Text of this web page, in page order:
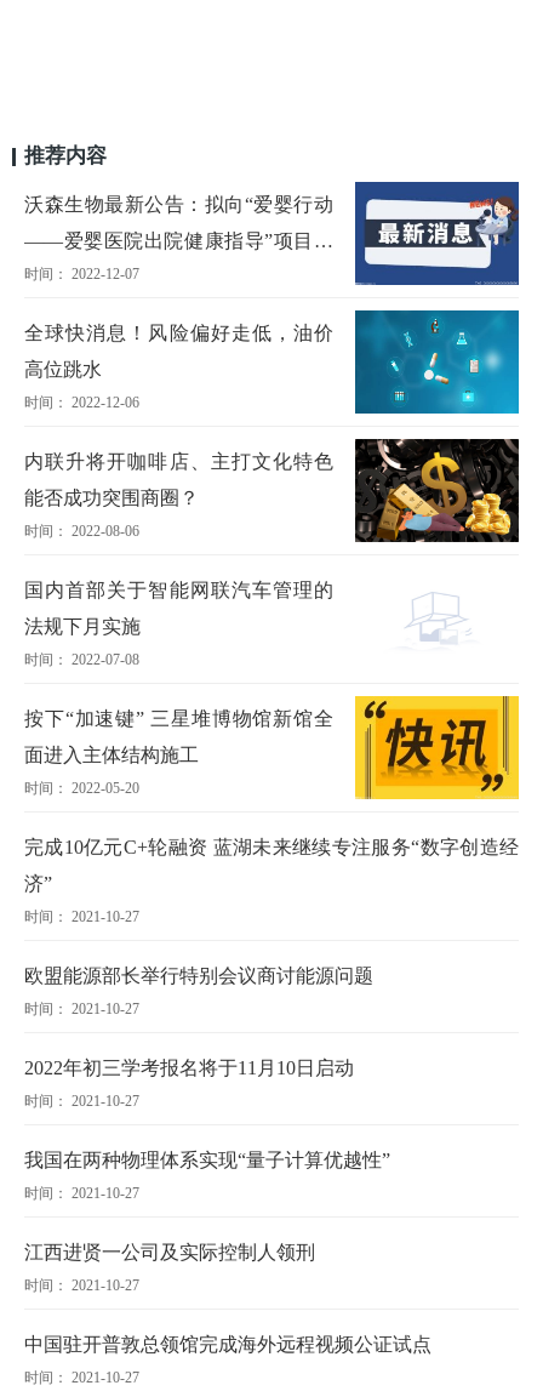
推荐内容
沃森生物最新公告：拟向“爱婴行动
——爱婴医院出院健康指导”项目捐
赠545万元
时间： 2022-12-07
全球快消息！风险偏好走低，油价
高位跳水
时间： 2022-12-06
内联升将开咖啡店、主打文化特色
能否成功突围商圈？
时间： 2022-08-06
国内首部关于智能网联汽车管理的
法规下月实施
时间： 2022-07-08
按下“加速键” 三星堆博物馆新馆全
面进入主体结构施工
时间： 2022-05-20
完成10亿元C+轮融资 蓝湖未来继续专注服务“数字创造经
济”
时间： 2021-10-27
欧盟能源部长举行特别会议商讨能源问题
时间： 2021-10-27
2022年初三学考报名将于11月10日启动
时间： 2021-10-27
我国在两种物理体系实现“量子计算优越性”
时间： 2021-10-27
江西进贤一公司及实际控制人领刑
时间： 2021-10-27
中国驻开普敦总领馆完成海外远程视频公证试点
时间： 2021-10-27